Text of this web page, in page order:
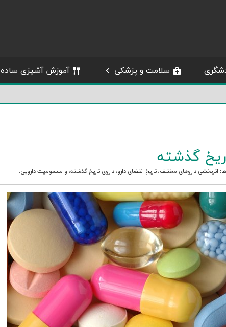
سلامت و پزشکی آموزش آشپزی ساده
گذشته
اثربخشی داروهای مختلف،تاریخ انقضای دارو،داروی تاریخ گذشته، و مسمومیت دارویی.